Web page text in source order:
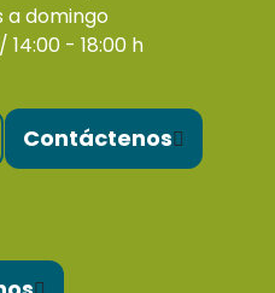
a domingo
14:00 - 18:00 h
Contáctenos